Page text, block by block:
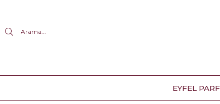
Arama...
EYFEL